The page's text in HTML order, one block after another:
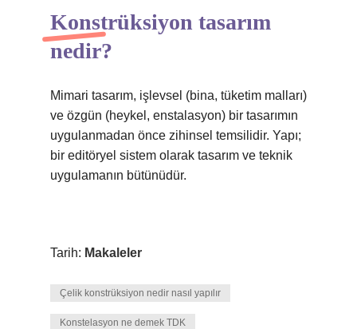
Konstrüksiyon tasarım
nedir?
Mimari tasarım, işlevsel (bina, tüketim malları)
ve özgün (heykel, enstalasyon) bir tasarımın
uygulanmadan önce zihinsel temsilidir. Yapı;
bir editöryel sistem olarak tasarım ve teknik
uygulamanın bütünüdür.
Tarih: Makaleler
Çelik konstrüksiyon nedir nasıl yapılır
Konstelasyon ne demek TDK